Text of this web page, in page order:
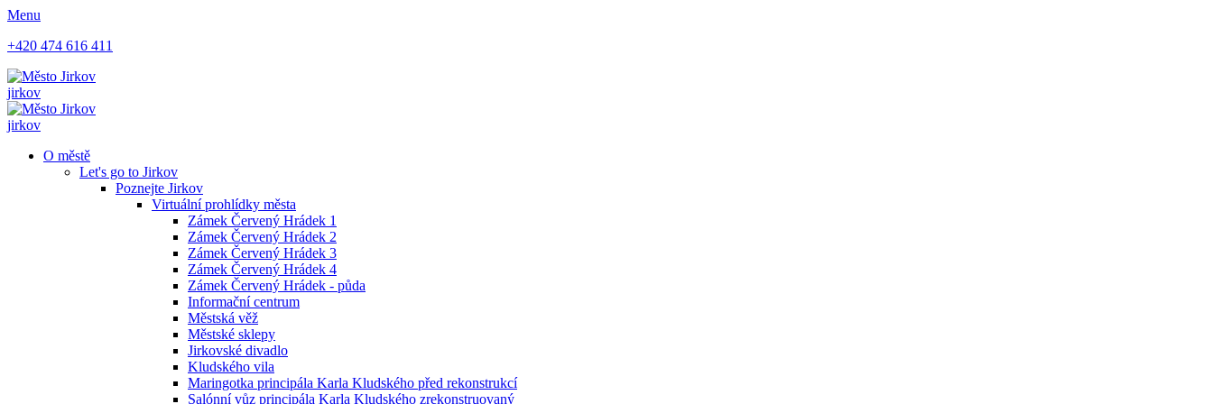
Menu
+420 474 616 411
jirkov
jirkov
O městě
Let's go to Jirkov
Poznejte Jirkov
Virtuální prohlídky města
Zámek Červený Hrádek 1
Zámek Červený Hrádek 2
Zámek Červený Hrádek 3
Zámek Červený Hrádek 4
Zámek Červený Hrádek - půda
Informační centrum
Městská věž
Městské sklepy
Jirkovské divadlo
Kludského vila
Maringotka principála Karla Kludského před rekonstrukcí
Salónní vůz principála Karla Kludského zrekonstruovaný